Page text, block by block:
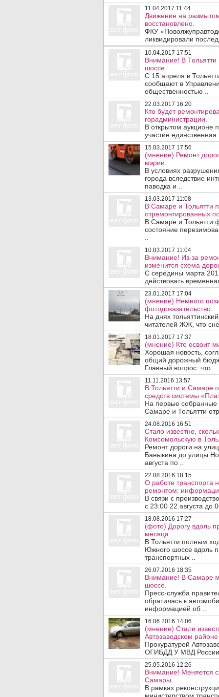
11.04.2017 11:44
Движение на
восстановлено.
ФКУ
ликвидировали
10.04.2017 17:51
Внимание! В
шоссе.
С 15 апреля в
сообщают в
общественностью ..
22.03.2017 16:20
Кто будет
горадминистрации.
В открытом аукционе
участие
15.03.2017 17:56
(мнение) Ремонт
мэрии.
В условиях
города вследствие
паводка и ..
13.03.2017 11:08
В Самаре и Тольятти
отремонтированных
В Самаре и Тольятти
состояние
10.03.2017 11:04
Внимание! Из-за
изменится схема
С середины марта
действовать
23.01.2017 17:04
(мнение) Немного
фотодоказательство.
На днях
читателей ЖЖ, что
18.01.2017 17:37
(мнение) Кто освоит
Хорошая новость,
общий дорожный
Главный вопрос: что ..
11.11.2016 13:57
В Тольятти и Самаре
средств системы
На первые собранные
Самаре и Тольятти
24.08.2016 16:51
Стало известно,
Комсомольскую в
Ремонт дороги на
Баныкина до улицы
августа по ..
22.08.2016 18:15
О работе транспорта
ремонтом:
В связи с
с 23:00 22 августа до
18.08.2016 17:27
(фото) Дорогу вдоль
месяца.
В Тольятти полным
Южного шоссе вдоль
транспортных ..
26.07.2016 18:35
Внимание! В Самаре
шоссе.
Пресс-служба
обратилась к
информацией об ..
16.06.2016 14:06
(мнение) Стали
Автозаводском
Прокуратурой
ОГИБДД У МВД России
25.05.2016 12:26
Внимание! Меняется
Самары .
В рамках